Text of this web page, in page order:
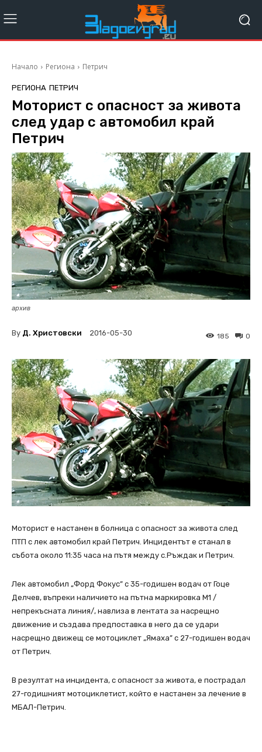
Начало Региона Петрич
РЕГИОНА ПЕТРИЧ
Mоторист с опасност за живота
след удар с автомобил край
Петрич
архив
By Д. Христовски 2016-05-30 0
185
Моторист е настанен в болница с опасност за живота след
ПТП с лек автомобил край Петрич. Инцидентът е станал в
събота около 11:35 часа на пътя между с.Ръждак и Петрич.
Лек автомобил „Форд Фокус” с 35-годишен водач от Гоце
Делчев, въпреки наличието на пътна маркировка М1 /
непрекъсната линия/, навлиза в лентата за насрещно
движение и създава предпоставка в него да се удари
насрещно движещ се мотоциклет „Ямаха” с 27-годишен водач
от Петрич.
В резултат на инцидента, с опасност за живота, е пострадал
27-годишният мотоциклетист, който е настанен за лечение в
МБАЛ-Петрич.